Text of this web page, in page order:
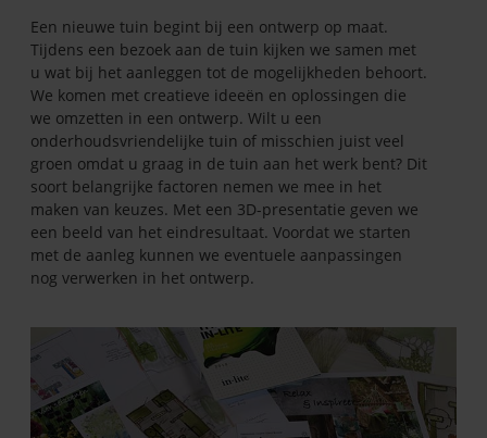
Een nieuwe tuin begint bij een ontwerp op maat.
Tijdens een bezoek aan de tuin kijken we samen met
u wat bij het aanleggen tot de mogelijkheden behoort.
We komen met creatieve ideeën en oplossingen die
we omzetten in een ontwerp. Wilt u een
onderhoudsvriendelijke tuin of misschien juist veel
groen omdat u graag in de tuin aan het werk bent? Dit
soort belangrijke factoren nemen we mee in het
maken van keuzes. Met een 3D-presentatie geven we
een beeld van het eindresultaat. Voordat we starten
met de aanleg kunnen we eventuele aanpassingen
nog verwerken in het ontwerp.